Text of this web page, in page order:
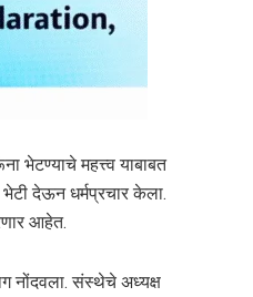
भेटण्याचे महत्त्व याबाबत
भेटी देऊन धर्मप्रचार केला.
आहेत.
नोंदवला. संस्थेचे अध्यक्ष